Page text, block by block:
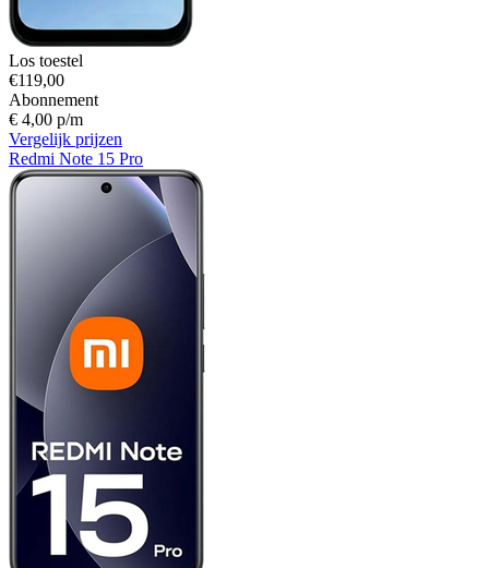
Los toestel
€119,00
Abonnement
€ 4,00 p/m
Vergelijk prijzen
Redmi Note 15 Pro